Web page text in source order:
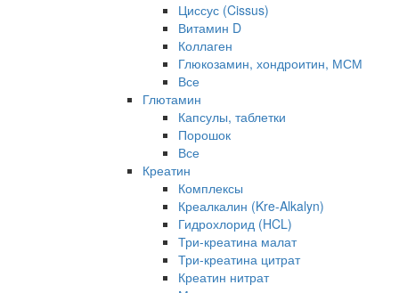
Циссус (Cissus)
Витамин D
Коллаген
Глюкозамин, хондроитин, МСМ
Все
Глютамин
Капсулы, таблетки
Порошок
Все
Креатин
Комплексы
Креалкалин (Kre-Alkalyn)
Гидрохлорид (HCL)
Три-креатина малат
Три-креатина цитрат
Креатин нитрат